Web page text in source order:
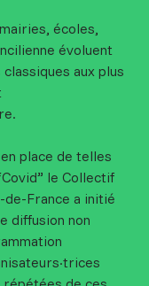
écoles,
évoluent
aux plus
place de telles
le Collectif
de-France a initié
diffusion non